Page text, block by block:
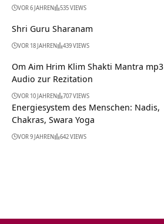
VOR 6 JAHREN 535 VIEWS
Shri Guru Sharanam
VOR 18 JAHREN 439 VIEWS
Om Aim Hrim Klim Shakti Mantra mp3
Audio zur Rezitation
VOR 10 JAHREN 707 VIEWS
Energiesystem des Menschen: Nadis,
Chakras, Swara Yoga
VOR 9 JAHREN 642 VIEWS